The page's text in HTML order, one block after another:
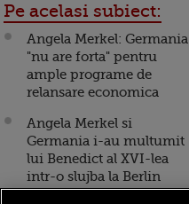
Pe acelasi subiect:
Angela Merkel: Germania
"nu are forta" pentru
ample programe de
relansare economica
Angela Merkel si
Germania i-au multumit
lui Benedict al XVI-lea
intr-o slujba la Berlin